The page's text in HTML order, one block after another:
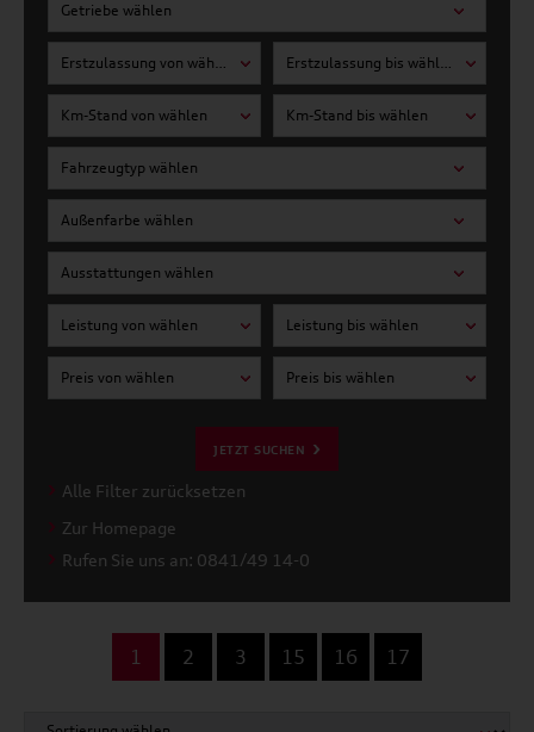
Getriebe wählen
Erstzulassung von wählen Erstzulassung bis wählen
Km-Stand von wählen Km-Stand bis wählen
Fahrzeugtyp wählen
Außenfarbe wählen
Ausstattungen wählen
Leistung von wählen Leistung bis wählen
Preis von wählen Preis bis wählen
JETZT SUCHEN
Alle Filter zurücksetzen
Zur Homepage
Rufen Sie uns an: 0841/49 14-0
1 2 3 15 16 17